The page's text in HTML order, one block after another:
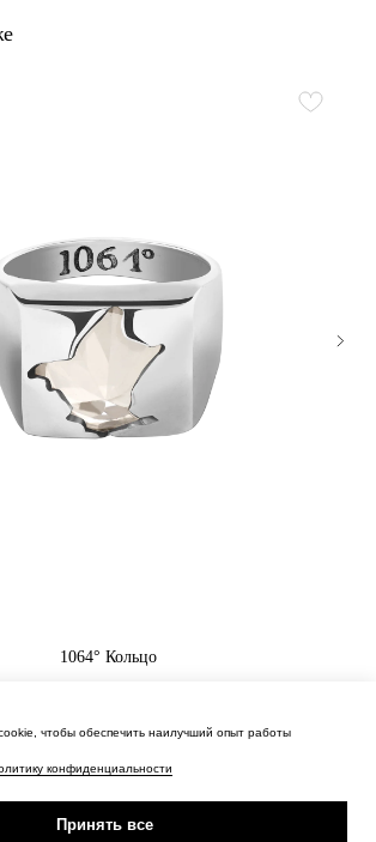
чтобы обеспечить наилучший опыт работы
конфиденциальности
Принять все
1064° Кольцо
Купить